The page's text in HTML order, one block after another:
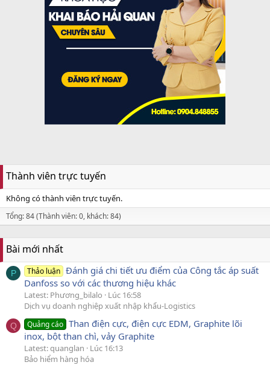
Thành viên trực tuyến
Không có thành viên trực tuyến.
Tổng: 84 (Thành viên: 0, khách: 84)
Bài mới nhất
P Thảo luận Đánh giá chi tiết ưu điểm của Công tắc áp suất
Danfoss so với các thương hiệu khác
Latest: Phương_bilalo
Lúc 16:58
Dịch vụ doanh nghiệp xuất nhập khẩu-Logistics
Q Quảng cáo Than điện cực, điện cực EDM, Graphite lõi
inox, bột than chì, vảy Graphite
Latest: quanglan
Lúc 16:13
Bảo hiểm hàng hóa